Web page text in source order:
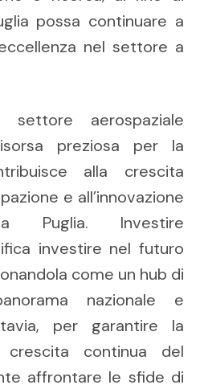
possa continuare a
nel settore a
aerospaziale
preziosa per la
alla crescita
e all’innovazione
Puglia. Investire
investire nel futuro
come un hub di
nazionale e
per garantire la
continua del
affrontare le sfide di